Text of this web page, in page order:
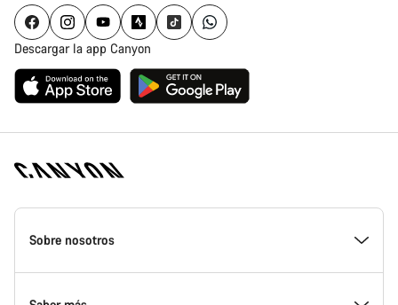
Descargar la app Canyon
Canyon
Homepage
Sobre nosotros